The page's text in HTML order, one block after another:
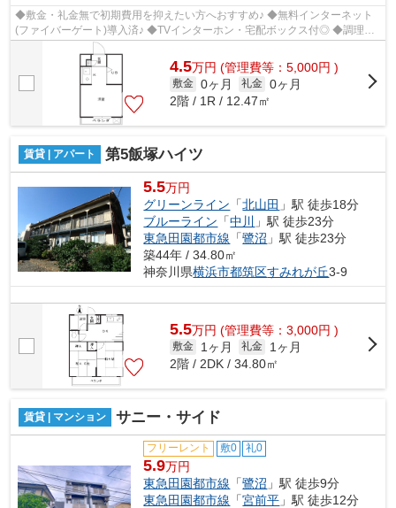
◆敷金・礼金無で初期費用を抑えたい方へおすすめ♪ ◆無料インターネット
(ファイバーゲート)導入済♪ ◆TVインターホン・宅配ボックス付◎ ◆調理台
にも使える1口IHコンロ◎ ◆バス停徒歩4分♪...
4.5万円 (管理費等：5,000円 )
敷金 0ヶ月 礼金 0ヶ月
2階 / 1R / 12.47㎡
賃貸 | アパート 第5飯塚ハイツ
5.5万円
グリーンライン 「北山田 」駅 徒歩18分
ブルーライン 「中川
」駅 徒歩23分
東急田園都市線 「鷺沼 」駅 徒歩23分
築44年 / 34.80㎡
神奈川県横浜市都筑区すみれが丘3-9
5.5万円 (管理費等：3,000円 )
敷金 1ヶ月 礼金
1ヶ月
2階 / 2DK / 34.80㎡
賃貸 | マンション サニー・サイド
フリーレント 敷0 礼0
5.9万円
東急田園都市線 「鷺沼 」駅 徒歩9分
東急田園都市線 「宮前平 」駅 徒歩12分